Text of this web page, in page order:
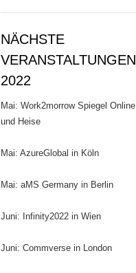
NÄCHSTE
VERANSTALTUNGEN
2022
Mai: Work2morrow Spiegel Online
und Heise
Mai: AzureGlobal in Köln
Mai: aMS Germany in Berlin
Juni: Infinity2022 in Wien
Juni: Commverse in London